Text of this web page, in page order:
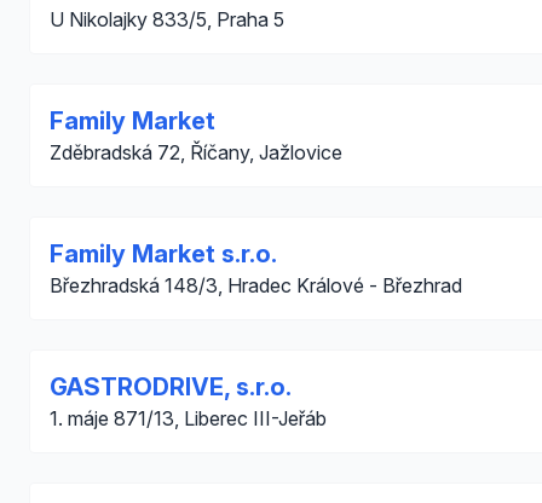
U Nikolajky 833/5, Praha 5
Family Market
Zděbradská 72, Říčany, Jažlovice
Family Market s.r.o.
Březhradská 148/3, Hradec Králové - Březhrad
GASTRODRIVE, s.r.o.
1. máje 871/13, Liberec III-Jeřáb